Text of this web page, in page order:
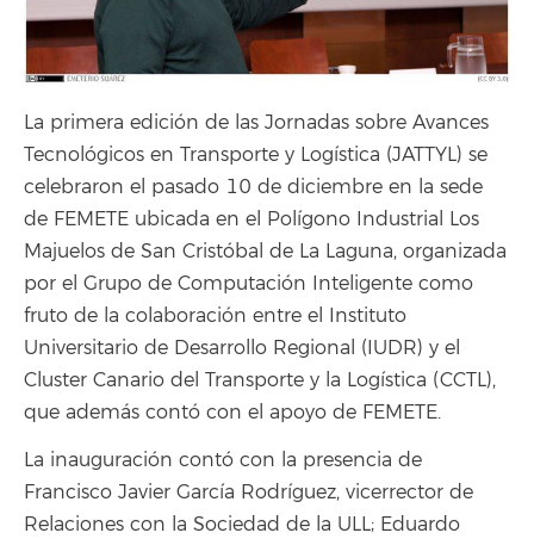
La primera edición de las Jornadas sobre Avances
Tecnológicos en Transporte y Logística (JATTYL) se
celebraron el pasado 10 de diciembre en la sede
de FEMETE ubicada en el Polígono Industrial Los
Majuelos de San Cristóbal de La Laguna, organizada
por el Grupo de Computación Inteligente como
fruto de la colaboración entre el Instituto
Universitario de Desarrollo Regional (IUDR) y el
Cluster Canario del Transporte y la Logística (CCTL),
que además contó con el apoyo de FEMETE.
La inauguración contó con la presencia de
Francisco Javier García Rodríguez, vicerrector de
Relaciones con la Sociedad de la ULL; Eduardo